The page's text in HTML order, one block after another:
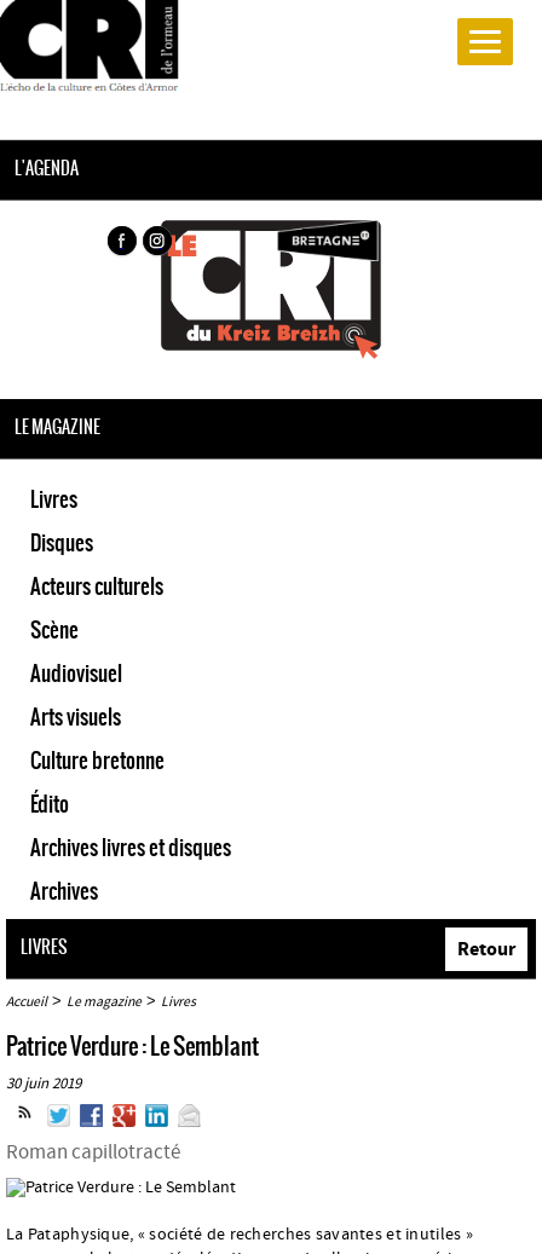
L'AGENDA
LE MAGAZINE
Livres
Disques
Acteurs culturels
Scène
Audiovisuel
Arts visuels
Culture bretonne
Édito
Archives livres et disques
Archives
LIVRES
Accueil> Le magazine> Livres
Retour
Patrice Verdure : Le Semblant
30 juin 2019
Roman capillotracté
La Pataphysique, « société de recherches savantes et inutiles »